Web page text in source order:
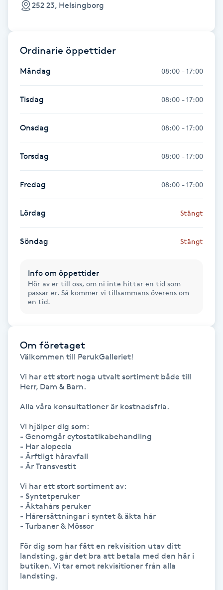
Friskvård
Friskvårdsmassage
Funktionsanalys
Färgning
Föning
Gel naglar
Gelenaglar
Gellack
Gellack med förstärkning
Gravidmassage
Gravidyoga
Gruppträning
Gua Sha-massage
Headspa
Herrklippning
Hollywood Peel
252 23, Helsingborg
Ordinarie öppettider
Måndag 08:00 - 17:00
Tisdag 08:00 - 17:00
Onsdag 08:00 - 17:00
Torsdag 08:00 - 17:00
Fredag 08:00 - 17:00
Lördag Stängt
Söndag Stängt
Info om öppettider
Hör av er till oss, om ni inte hittar en tid som
passar er. Så kommer vi tillsammans överens om
en tid.
Om företaget
Välkommen till PerukGalleriet!
Vi har ett stort noga utvalt sortiment både till
Herr, Dam & Barn.
Alla våra konsultationer är kostnadsfria.
Vi hjälper dig som:
- Genomgår cytostatikabehandling
- Har alopecia
- Ärftligt håravfall
- Är Transvestit
Vi har ett stort sortiment av:
- Syntetperuker
- Äktahårs peruker
- Hårersättningar i syntet & äkta hår
- Turbaner & Mössor
För dig som har fått en rekvisition utav ditt
landsting, går det bra att betala med den här i
butiken. Vi tar emot rekvisitioner från alla
landsting.